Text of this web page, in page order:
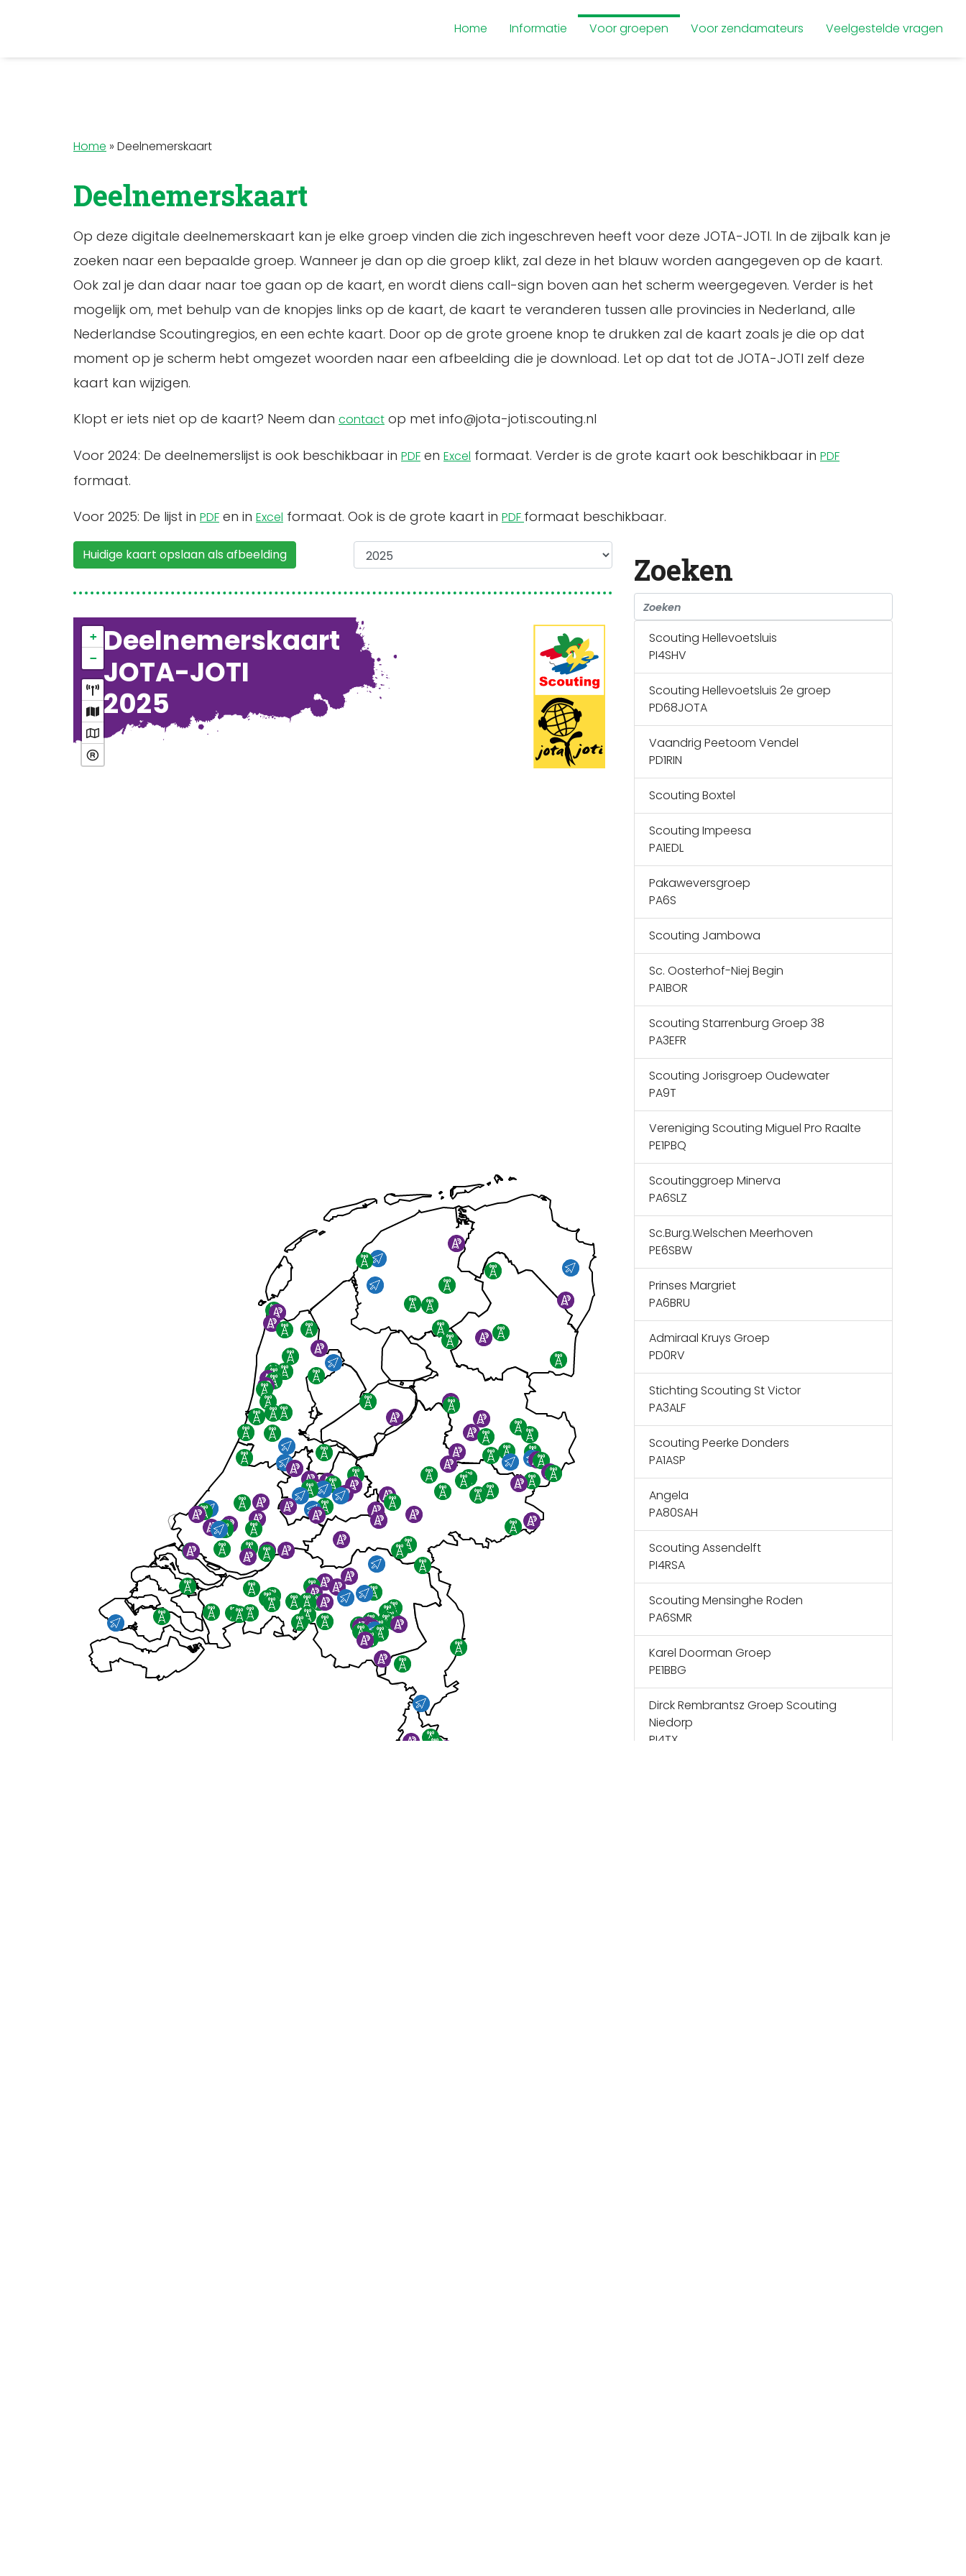
Home Informatie Voor groepen Voor zendamateurs Veelgestelde vragen
Home » Deelnemerskaart
Deelnemerskaart
Op deze digitale deelnemerskaart kan je elke groep vinden die zich ingeschreven heeft voor deze JOTA-JOTI. In de zijbalk kan je
zoeken naar een bepaalde groep. Wanneer je dan op die groep klikt, zal deze in het blauw worden aangegeven op de kaart.
Ook zal je dan daar naar toe gaan op de kaart, en wordt diens call-sign boven aan het scherm weergegeven. Verder is het
mogelijk om, met behulp van de knopjes links op de kaart, de kaart te veranderen tussen alle provincies in Nederland, alle
Nederlandse Scoutingregios, en een echte kaart. Door op de grote groene knop te drukken zal de kaart zoals je die op dat
moment op je scherm hebt omgezet woorden naar een afbeelding die je download. Let op dat tot de JOTA-JOTI zelf deze
kaart kan wijzigen.
Klopt er iets niet op de kaart? Neem dan contact op met info@jota-joti.scouting.nl
Voor 2024: De deelnemerslijst is ook beschikbaar in PDF en Excel formaat. Verder is de grote kaart ook beschikbaar in PDF
formaat.
Voor 2025: De lijst in PDF en in Excel formaat. Ook is de grote kaart in PDF formaat beschikbaar.
Huidige kaart opslaan als afbeelding
+
−
Deelnemerskaart
JOTA-JOTI
2025
Zoeken
Scouting Hellevoetsluis
PI4SHV
Scouting Hellevoetsluis 2e groep
PD68JOTA
Vaandrig Peetoom Vendel
PD1RIN
Scouting Boxtel
Scouting Impeesa
PA1EDL
Pakaweversgroep
PA6S
Scouting Jambowa
Sc. Oosterhof-Niej Begin
PA1BOR
Scouting Starrenburg Groep 38
PA3EFR
Scouting Jorisgroep Oudewater
PA9T
Vereniging Scouting Miguel Pro Raalte
PE1PBQ
Scoutinggroep Minerva
PA6SLZ
Sc.Burg.Welschen Meerhoven
PE6SBW
Prinses Margriet
PA6BRU
Admiraal Kruys Groep
PD0RV
Stichting Scouting St Victor
PA3ALF
Scouting Peerke Donders
PA1ASP
Angela
PA80SAH
Scouting Assendelft
PI4RSA
Scouting Mensinghe Roden
PA6SMR
Karel Doorman Groep
PE1BBG
Dirck Rembrantsz Groep Scouting
Niedorp
PI4TX